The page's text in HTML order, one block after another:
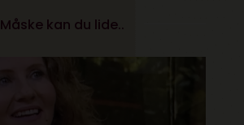
Måske kan du lide..